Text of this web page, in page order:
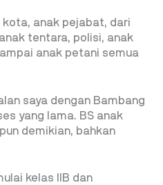
kota, anak pejabat, dari
tentara, polisi, anak
anak petani semua
saya dengan Bambang
yang lama. BS anak
demikian, bahkan
kelas IIB dan